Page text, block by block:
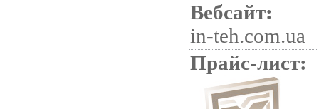
Вебсайт:
in-teh.com.ua
Прайс-лист: